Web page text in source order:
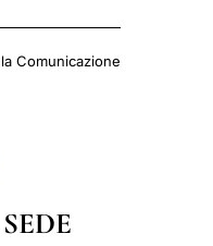
Comunicazione